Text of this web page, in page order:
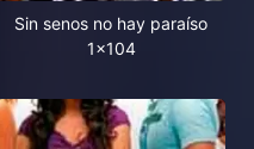
Sin senos no hay paraíso
1x104